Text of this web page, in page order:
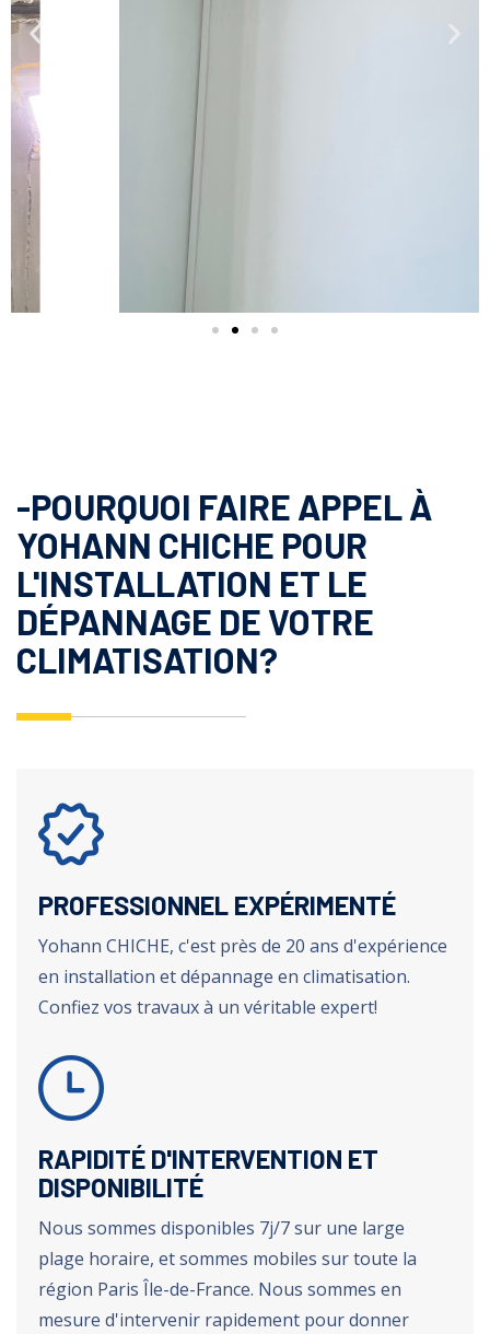
-POURQUOI FAIRE APPEL À
YOHANN CHICHE POUR
L'INSTALLATION ET LE
DÉPANNAGE DE VOTRE
CLIMATISATION?
PROFESSIONNEL EXPÉRIMENTÉ
Yohann CHICHE, c'est près de 20 ans d'expérience
en installation et dépannage en climatisation.
Confiez vos travaux à un véritable expert!
RAPIDITÉ D'INTERVENTION ET
DISPONIBILITÉ
Nous sommes disponibles 7j/7 sur une large
plage horaire, et sommes mobiles sur toute la
région Paris Île-de-France. Nous sommes en
mesure d'intervenir rapidement pour donner